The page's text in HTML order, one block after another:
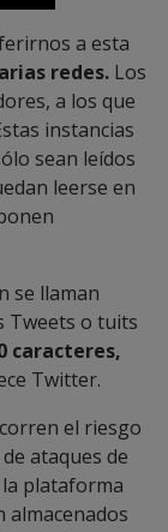
a esta
redes. Los
a los que
instancias
sean leídos
leerse en
se llaman
Tweets o tuits
caracteres,
Twitter.
el riesgo
ataques de
la plataforma
almacenados